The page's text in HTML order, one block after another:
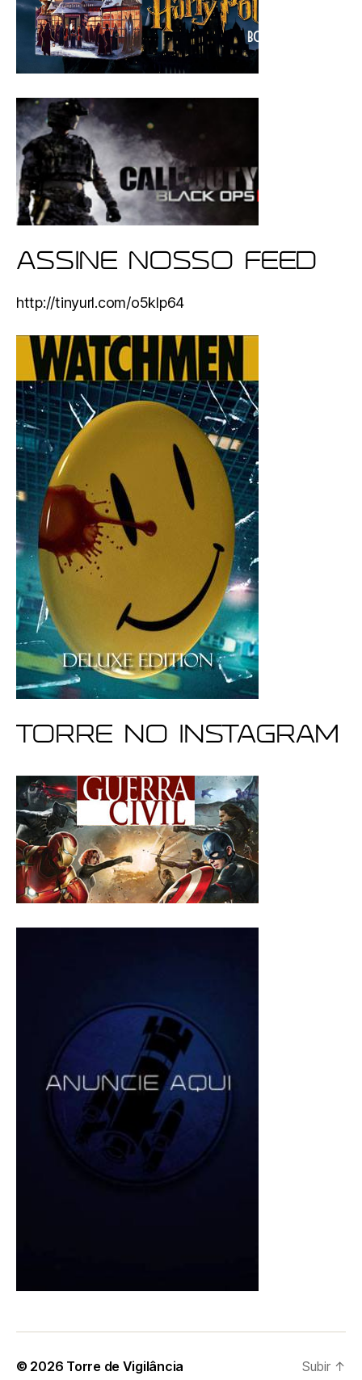
ASSINE NOSSO FEED
http://tinyurl.com/o5klp64
Torre no Instagram
© 2026 Torre de Vigilância Subir ↑